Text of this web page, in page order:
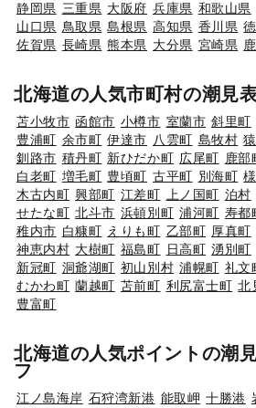
静岡県 三重県 大阪府 兵庫県 和歌山県
山口県 鳥取県 島根県 高知県 香川県
佐賀県 長崎県 熊本県 大分県 宮崎県
北海道の人気市町村の潮見
苫小牧市 函館市 小樽市 室蘭市 斜里町
豊浦町 余市町 伊達市 八雲町 島牧村
釧路市 積丹町 新ひだか町 広尾町 鹿部
白老町 増毛町 豊頃町 古平町 別海町
木古内町 興部町 江差町 上ノ国町 泊村
せたな町 北斗市 浜頓別町 浦河町 寿都
稚内市 白糠町 えりも町 乙部町 厚真町
神恵内村 大樹町 福島町 日高町 湧別町
新冠町 洞爺湖町 初山別村 浦幌町 礼文
むかわ町 蘭越町 苫前町 利尻富士町 北
豊富町
北海道の人気ポイントの潮
フ
江ノ島海岸 石狩湾新港 能取岬 十勝港